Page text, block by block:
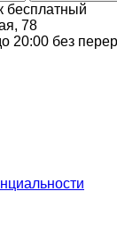
бесплатный
78
20:00 без